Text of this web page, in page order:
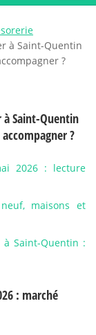
à Saint-Quentin
?
Saint-Quentin
?
2026 : lecture
maisons et
Saint-Quentin :
: marché